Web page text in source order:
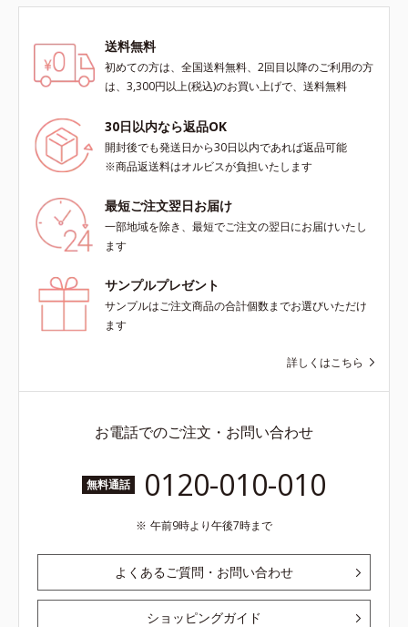
送料無料
初めての方は、全国送料無料、2回目以降のご利用の方
は、3,300円以上(税込)のお買い上げで、送料無料
30日以内なら返品OK
開封後でも発送日から30日以内であれば返品可能
※商品返送料はオルビスが負担いたします
最短ご注文翌日お届け
一部地域を除き、最短でご注文の翌日にお届けいたし
ます
サンプルプレゼント
サンプルはご注文商品の合計個数までお選びいただけ
ます
詳しくはこちら
お電話でのご注文・お問い合わせ
無料通話 0120-010-010
午前9時より午後7時まで
よくあるご質問・お問い合わせ
ショッピングガイド